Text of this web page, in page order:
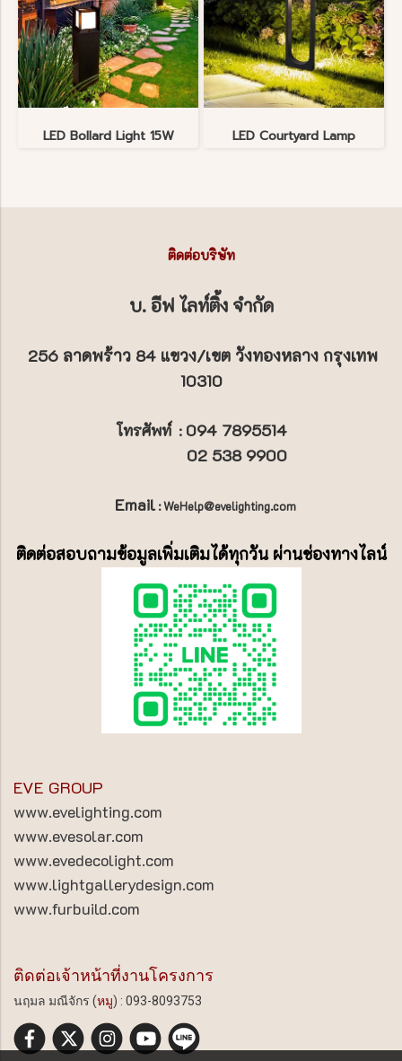
LED Bollard Light 15W LED Courtyard Lamp
ติดต่อบริษัท
บ. อีฟ ไลท์ติ้ง จำกัด
256 ลาดพร้าว 84 แขวง/เขต วังทองหลาง กรุงเทพ
10310
โทรศัพท์: 094 7895514
02 538 9900
Email: WeHelp@evelighting.com
ติดต่อสอบถามข้อมูลเพิ่มเติมได้ทุกวัน ผ่านช่องทางไลน์
EVE GROUP
www.evelighting.com
www.evesolar.com
www.evedecolight.com
www.lightgallerydesign.com
www.furbuild.com
ติดต่อเจ้าหน้าที่งานโครงการ
นฤมล มณีจักร (หมู) : 093-8093753